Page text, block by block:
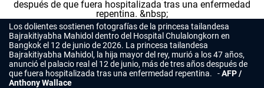
Los dolientes sostienen fotografías de la princesa tailandesa
Bajrakitiyabha Mahidol dentro del Hospital Chulalongkorn en
Bangkok el 12 de junio de 2026. La princesa tailandesa
Bajrakitiyabha Mahidol, la hija mayor del rey, murió a los 47 años,
anunció el palacio real el 12 de junio, más de tres años después de
que fuera hospitalizada tras una enfermedad repentina.
AFP /
Anthony Wallace